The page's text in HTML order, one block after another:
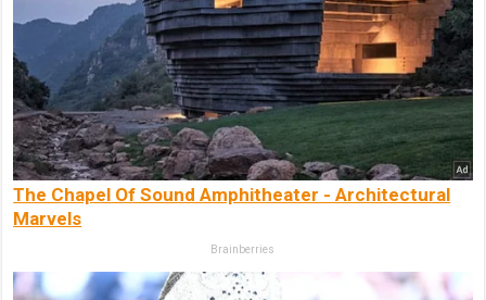
The Chapel Of Sound Amphitheater - Architectural
Marvels
Brainberries